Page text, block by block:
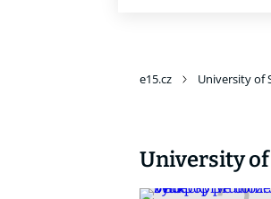
e15.cz University of
University of